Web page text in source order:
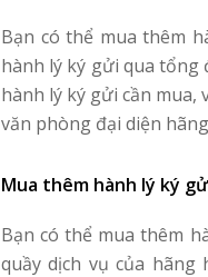
Bạn có thể mua thêm
hành lý ký gửi qua tổng
hành lý ký gửi cần
văn phòng đại diện
Mua thêm hành lý ký
Bạn có thể mua thêm
quầy dịch vụ của hãng